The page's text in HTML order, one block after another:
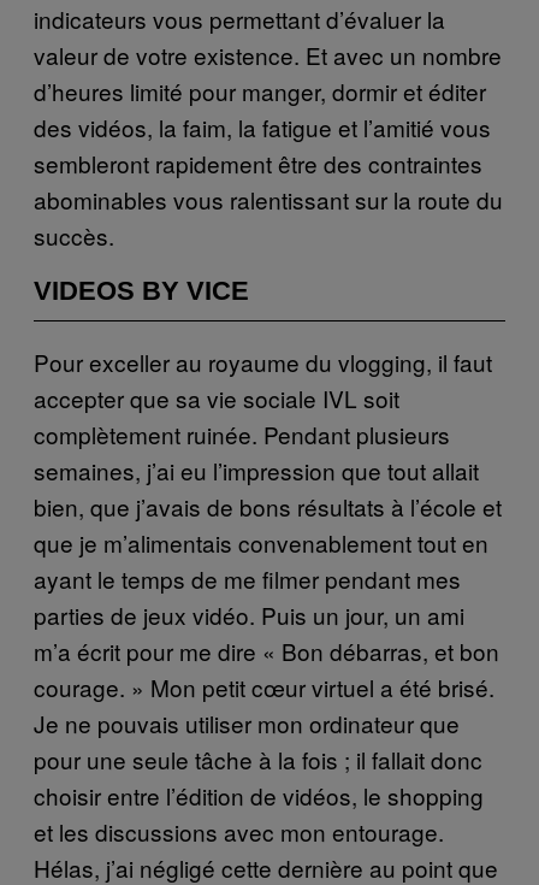
indicateurs vous permettant d’évaluer la
valeur de votre existence. Et avec un nombre
d’heures limité pour manger, dormir et éditer
des vidéos, la faim, la fatigue et l’amitié vous
sembleront rapidement être des contraintes
abominables vous ralentissant sur la route du
succès.
VIDEOS BY VICE
Pour exceller au royaume du vlogging, il faut
accepter que sa vie sociale IVL soit
complètement ruinée. Pendant plusieurs
semaines, j’ai eu l’impression que tout allait
bien, que j’avais de bons résultats à l’école et
que je m’alimentais convenablement tout en
ayant le temps de me filmer pendant mes
parties de jeux vidéo. Puis un jour, un ami
m’a écrit pour me dire « Bon débarras, et bon
courage. » Mon petit cœur virtuel a été brisé.
Je ne pouvais utiliser mon ordinateur que
pour une seule tâche à la fois ; il fallait donc
choisir entre l’édition de vidéos, le shopping
et les discussions avec mon entourage.
Hélas, j’ai négligé cette dernière au point que